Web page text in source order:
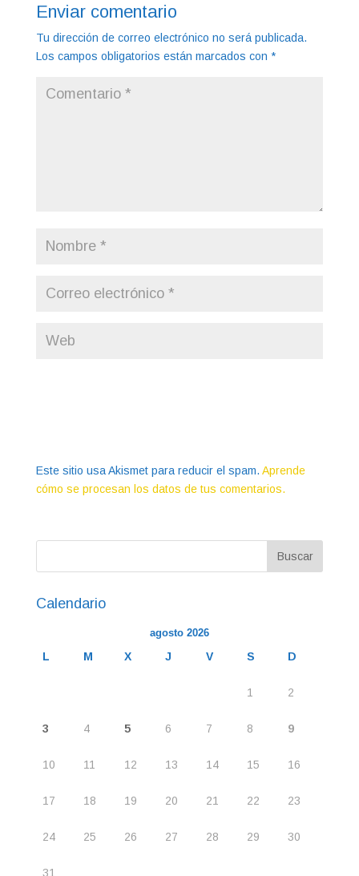
Enviar comentario
Tu dirección de correo electrónico no será publicada.
Los campos obligatorios están marcados con *
Este sitio usa Akismet para reducir el spam. Aprende
cómo se procesan los datos de tus comentarios.
Calendario
agosto 2026
L M X J V S D
1 2
3 4 5 6 7 8 9
10 11 12 13 14 15 16
17 18 19 20 21 22 23
24 25 26 27 28 29 30
31